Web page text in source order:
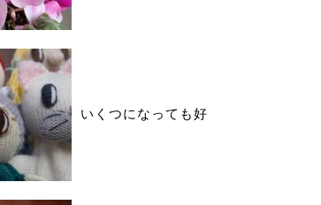
いくつになっても好